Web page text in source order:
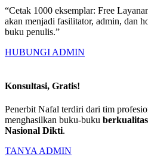
“Cetak 1000 eksemplar: Free
akan menjadi fasilitator, admin, dan
buku penulis.”
HUBUNGI ADMIN
Konsultasi, Gratis!
Penerbit Nafal terdiri dari tim
menghasilkan buku-buku
Nasional Dikti.
TANYA ADMIN